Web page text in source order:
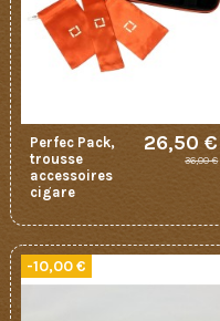
Perfec Pack,
trousse
accessoires
cigare
26,50 €
36,00 €
-10,00 €